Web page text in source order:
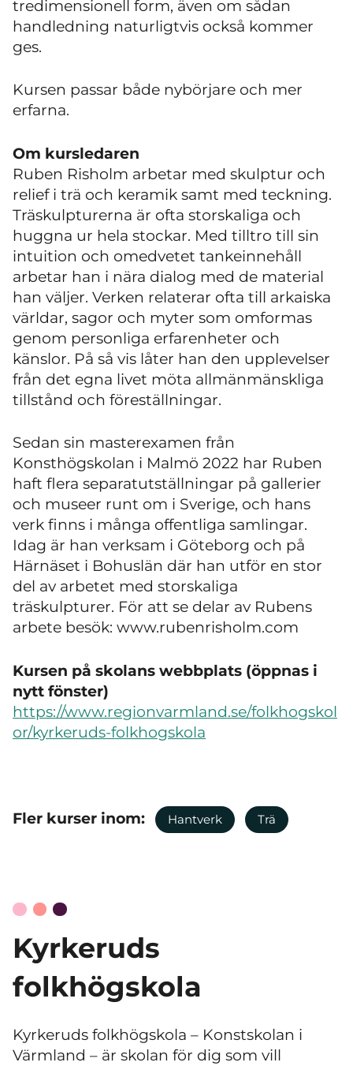
tredimensionell form, även om sådan
handledning naturligtvis också kommer
ges.
Kursen passar både nybörjare och mer
erfarna.
Om kursledaren
Ruben Risholm arbetar med skulptur och
relief i trä och keramik samt med teckning.
Träskulpturerna är ofta storskaliga och
huggna ur hela stockar. Med tilltro till sin
intuition och omedvetet tankeinnehåll
arbetar han i nära dialog med de material
han väljer. Verken relaterar ofta till arkaiska
världar, sagor och myter som omformas
genom personliga erfarenheter och
känslor. På så vis låter han den upplevelser
från det egna livet möta allmänmänskliga
tillstånd och föreställningar.
Sedan sin masterexamen från
Konsthögskolan i Malmö 2022 har Ruben
haft flera separatutställningar på gallerier
och museer runt om i Sverige, och hans
verk finns i många offentliga samlingar.
Idag är han verksam i Göteborg och på
Härnäset i Bohuslän där han utför en stor
del av arbetet med storskaliga
träskulpturer. För att se delar av Rubens
arbete besök: www.rubenrisholm.com
Kursen på skolans webbplats (öppnas i
nytt fönster)
https://www.regionvarmland.se/folkhogskol
or/kyrkeruds-folkhogskola
Fler kurser inom: Hantverk Trä
Kyrkeruds
folkhögskola
Kyrkeruds folkhögskola – Konstskolan i
Värmland – är skolan för dig som vill